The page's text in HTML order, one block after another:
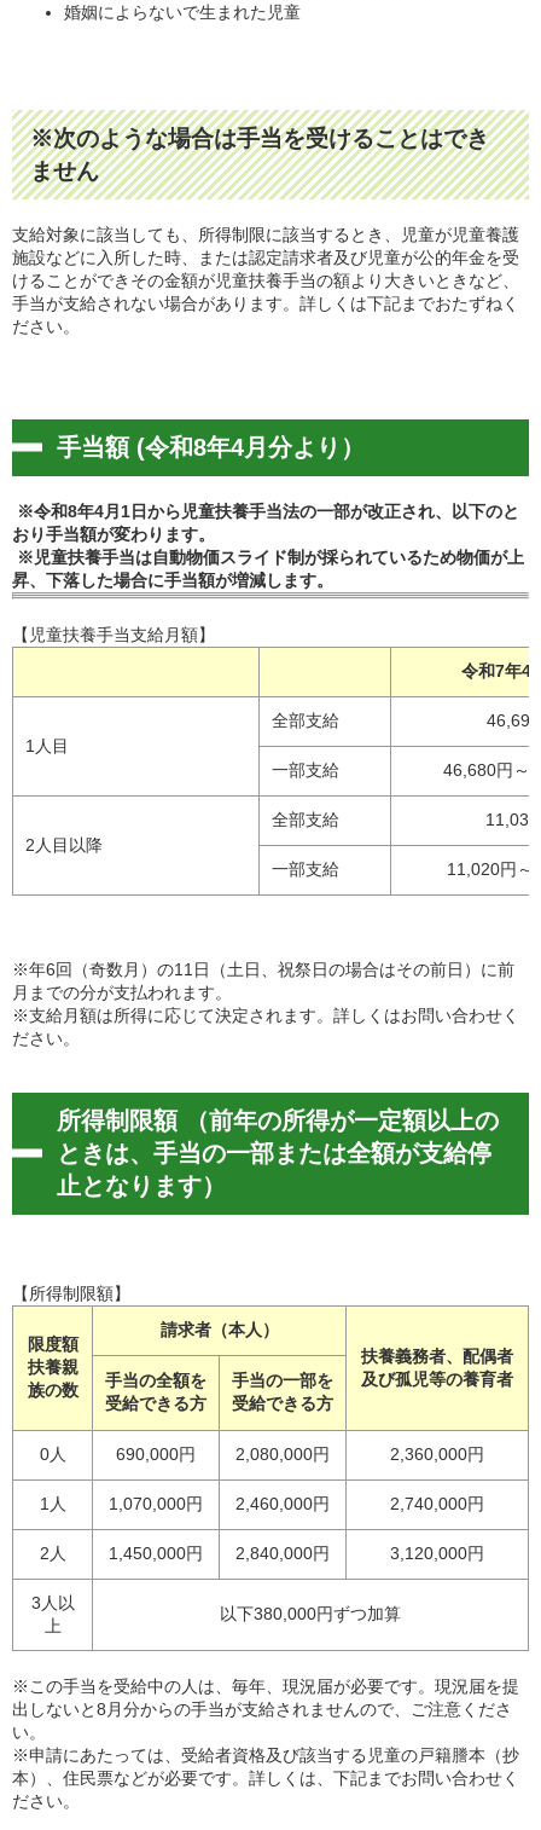
婚姻によらないで生まれた児童
※次のような場合は手当を受けることはでき
ません
支給対象に該当しても、所得制限に該当するとき、児童が児童養護
施設などに入所した時、または認定請求者及び児童が公的年金を受
けることができその金額が児童扶養手当の額より大きいときなど、
手当が支給されない場合があります。詳しくは下記までおたずねく
ださい。
手当額 (令和8年4月分より）
※令和8年4月1日から児童扶養手当法の一部が改正され、以下のと
おり手当額が変わります。
※児童扶養手当は自動物価スライド制が採られているため物価が上
昇、下落した場合に手当額が増減します。
令和7年4
1人目
全部支給
一部支給 46,680円～
2人目以降
全部支給
一部支給 11,020円～
【児童扶養手当支給月額】
※年6回（奇数月）の11日（土日、祝祭日の場合はその前日）に前
月までの分が支払われます。
※支給月額は所得に応じて決定されます。詳しくはお問い合わせく
ださい。
所得制限額 （前年の所得が一定額以上の
ときは、手当の一部または全額が支給停
止となります）
限度額
扶養親
族の数
請求者（本人）
扶養義務者、配偶者
及び孤児等の養育者
手当の全額を
受給できる方
手当の一部を
受給できる方
0人 690,000円 2,080,000円 2,360,000円
1人 1,070,000円 2,460,000円 2,740,000円
2人 1,450,000円 2,840,000円 3,120,000円
3人以
上
以下380,000円ずつ加算
【所得制限額】
※この手当を受給中の人は、毎年、現況届が必要です。現況届を提
出しないと8月分からの手当が支給されませんので、ご注意くださ
い。
※申請にあたっては、受給者資格及び該当する児童の戸籍謄本（抄
本）、住民票などが必要です。詳しくは、下記までお問い合わせく
ださい。